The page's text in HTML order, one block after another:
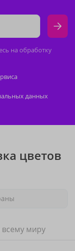
на обработку
данных
цветов
миру